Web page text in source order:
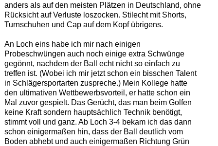
anders als auf den meisten Plätzen in Deutschland, ohne
Rücksicht auf Verluste loszocken. Stilecht mit Shorts,
Turnschuhen und Cap auf dem Kopf übrigens.
An Loch eins habe ich mir nach einigen
Probeschwüngen auch noch einige extra Schwünge
gegönnt, nachdem der Ball echt nicht so einfach zu
treffen ist. (Wobei ich mir jetzt schon ein bisschen Talent
in Schlägersportarten zuspreche.) Mein Kollege hatte
den ultimativen Wettbewerbsvorteil, er hatte schon ein
Mal zuvor gespielt. Das Gerücht, das man beim Golfen
keine Kraft sondern hauptsächlich Technik benötigt,
stimmt voll und ganz. Ab Loch 3-4 bekam ich das dann
schon einigermaßen hin, dass der Ball deutlich vom
Boden abhebt und auch einigermaßen Richtung Grün